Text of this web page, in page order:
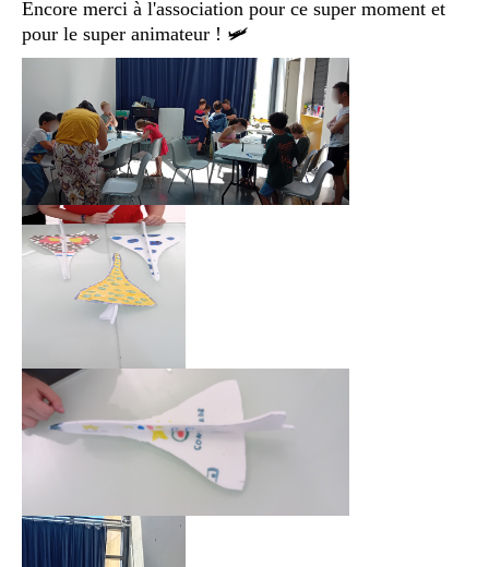
Encore merci à l'association pour ce super moment et
pour le super animateur ! 🛩